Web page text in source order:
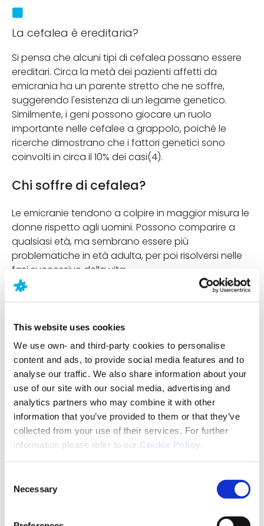
This website uses cookies
We use own- and third-party cookies to personalise
content and ads, to provide social media features and to
analyse our traffic. We also share information about your
use of our site with our social media, advertising and
analytics partners who may combine it with other
information that you’ve provided to them or that they’ve
collected from your use of their services. For further
information please refer to our Cookie Policy.
Selection
Necessary
La cefalea è ereditaria?
Si pensa che alcuni tipi di cefalea possano essere
ereditari. Circa la metà dei pazienti affetti da
emicrania ha un parente stretto che ne soffre,
suggerendo l'esistenza di un legame genetico.
Similmente, i geni possono giocare un ruolo
importante nelle cefalee a grappolo, poiché le
ricerche dimostrano che i fattori genetici sono
coinvolti in circa il 10% dei casi(4).
Chi soffre di cefalea?
Le emicranie tendono a colpire in maggior misura le
donne rispetto agli uomini. Possono comparire a
qualsiasi età, ma sembrano essere più
problematiche in età adulta, per poi risolversi nelle
fasi successive della vita.
Anche le cefalee tensive sono più comuni nelle
donne e colpiscono in prevalenza le adolescenti e
le adulte. Le cefalee a grappolo sono più rare e
colpiscono maggiormente i fumatori rispetto ai non
fumatori.
Per quanto tempo si può vivere con la
cefalea?
Le cefalee non mettono a rischio la vita, ma
possono influenzarne la qualità.
tensiva sperimenta una frequenza episodica (cioè
occasionale), ma gli attacchi possono essere